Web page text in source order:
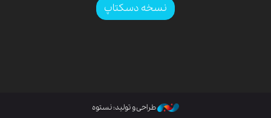
نسخه دسکتاپ
طراحی و تولید: نستوه